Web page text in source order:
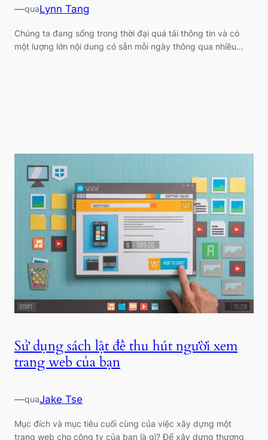
—quaLynn Tang
Chúng ta đang sống trong thời đại quá tải thông tin và có
một lượng lớn nội dung có sẵn mỗi ngày thông qua nhiều…
Sử dụng sách lật để thu hút người xem
trang web của bạn
—quaJake Tse
Mục đích và mục tiêu cuối cùng của việc xây dựng một
trang web cho công ty của bạn là gì? Để xây dựng thương